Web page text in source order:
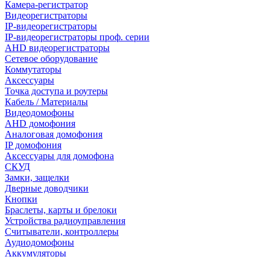
Камера-регистратор
Видеорегистраторы
IP-видеорегистраторы
IP-видеорегистраторы проф. серии
AHD видеорегистраторы
Сетевое оборудование
Коммутаторы
Аксессуары
Точка доступа и роутеры
Кабель / Материалы
Видеодомофоны
AHD домофония
Аналоговая домофония
IP домофония
Аксессуары для домофона
СКУД
Замки, защелки
Дверные доводчики
Кнопки
Браслеты, карты и брелоки
Устройства радиоуправления
Считыватели, контроллеры
Аудиодомофоны
Аккумуляторы